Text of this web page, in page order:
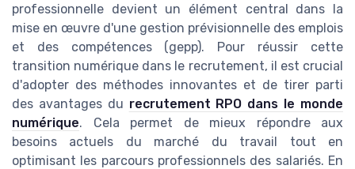
professionnelle devient un élément central dans la
mise en œuvre d'une gestion prévisionnelle des emplois
et des compétences (gepp). Pour réussir cette
transition numérique dans le recrutement, il est crucial
d'adopter des méthodes innovantes et de tirer parti
des avantages du recrutement RPO dans le monde
numérique. Cela permet de mieux répondre aux
besoins actuels du marché du travail tout en
optimisant les parcours professionnels des salariés. En